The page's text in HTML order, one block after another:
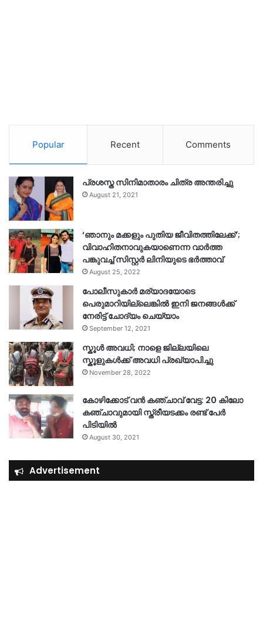
Popular Recent Comments
പ്രശസ്ത സിനിമാതാരം ചിത്ര അന്തരിച്ചു
August 21, 2021
‘ഞാനും മക്കളും പുതിയ ജീവിതത്തിലേക്ക്’;
വിവാഹിതനാവുകയാണെന്ന വാർത്ത
പങ്കുവച്ച് സിസ്റ്റർ ലിനിയുടെ ഭർത്താവ്
August 25, 2022
പോലീസുകാര്‍ മര്യാദയോടെ
പെരുമാറിയില്ലെങ്കില്‍ ഇനി ജനങ്ങള്‍ക്ക്
നേരിട്ട് ചോദ്യം ചെയ്യാം
September 12, 2021
സ്കൂൾ അവധി; നാളെ ജില്ലയിലെ
സ്കൂളുകൾക്ക് അവധി പ്രഖ്യാപിച്ചു
November 28, 2022
കോഴിക്കോട് വൻ കഞ്ചാവ് വേട്ട: 20 കിലോ
കഞ്ചാവുമായി സ്ത്രീയടക്കം രണ്ട് പേർ
പിടിയിൽ
August 30, 2021
Advertisement